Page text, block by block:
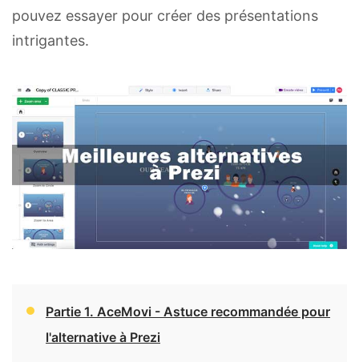
pouvez essayer pour créer des présentations
intrigantes.
Partie 1. AceMovi - Astuce recommandée pour
l'alternative à Prezi